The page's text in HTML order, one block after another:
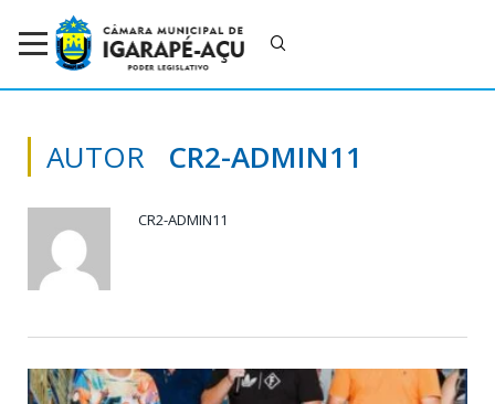
AUTOR CR2-ADMIN11
CR2-ADMIN11